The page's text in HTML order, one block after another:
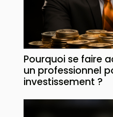
Pourquoi se faire
un professionnel
investissement ?